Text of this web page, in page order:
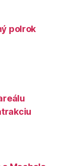
polrok